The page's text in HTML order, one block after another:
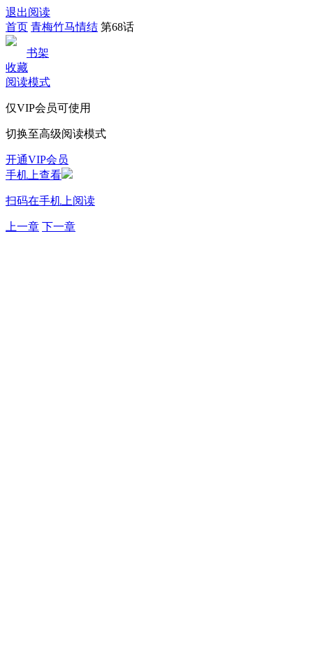
退出阅读
首页 青梅竹马情结 第68话
书架
收藏
阅读模式
仅VIP会员可使用
切换至高级阅读模式
开通VIP会员
手机上查看
扫码在手机上阅读
上一章 下一章